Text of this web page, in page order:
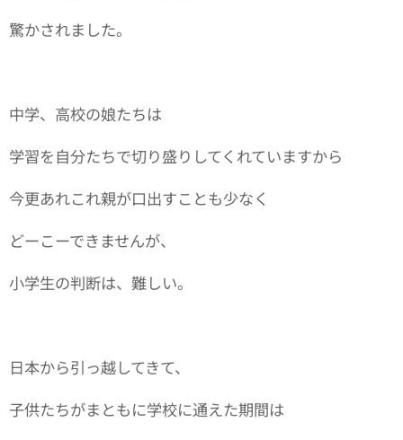
驚かされました。
中学、高校の娘たちは
学習を自分たちで切り盛りしてくれていますから
今更あれこれ親が口出すことも少なく
どーこーできませんが、
小学生の判断は、難しい。
日本から引っ越してきて、
子供たちがまともに学校に通えた期間は